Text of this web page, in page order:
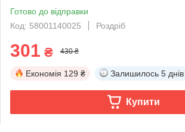
Готово до відправки
Код: 58001140025
Роздріб
301 ₴ 430 ₴
Економія 129 ₴ Залишилось 5 днів
Купити